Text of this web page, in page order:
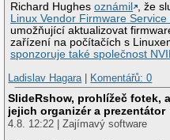
Richard Hughesoznámil
, že
Linux Vendor Firmware Service
umožňující aktualizovat
zařízení na počítačích s
sponzoruje také společnost
Ladislav Hagara | Komentářů: 0
SlideRshow, prohlížeč fotek,
jejich organizér a prezentátor
4.8. 12:22 | Zajímavý software